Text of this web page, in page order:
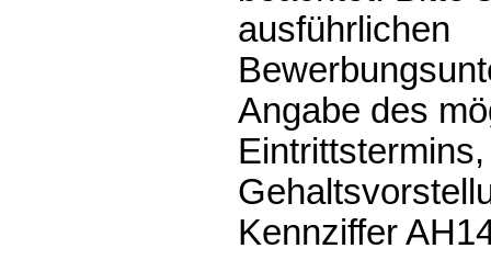
ausführlichen
Angabe des
Kennziffer